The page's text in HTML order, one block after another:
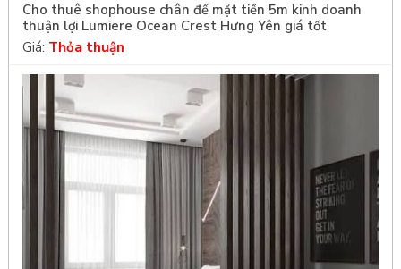
Cho thuê shophouse chân đế mặt tiền 5m kinh doanh
thuận lợi Lumiere Ocean Crest Hưng Yên giá tốt
Giá: Thỏa thuận